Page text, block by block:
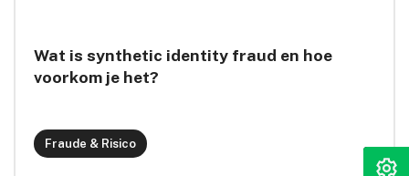
Wat is synthetic identity fraud en hoe
voorkom je het?
Fraude & Risico